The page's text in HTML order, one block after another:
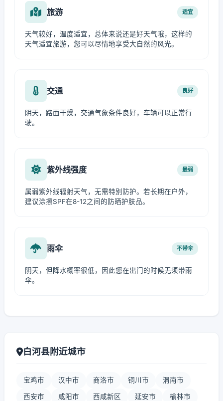
旅游 适宜
天气较好，温度适宜，总体来说还是好天气哦，这样的
天气适宜旅游，您可以尽情地享受大自然的风光。
交通 良好
阴天，路面干燥，交通气象条件良好，车辆可以正常行
驶。
紫外线强度 最弱
属弱紫外线辐射天气，无需特别防护。若长期在户外，
建议涂擦SPF在8-12之间的防晒护肤品。
雨伞 不带伞
阴天，但降水概率很低，因此您在出门的时候无须带雨
伞。
白河县附近城市
宝鸡市 汉中市 商洛市 铜川市 渭南市
西安市 咸阳市 西咸新区 延安市 榆林市